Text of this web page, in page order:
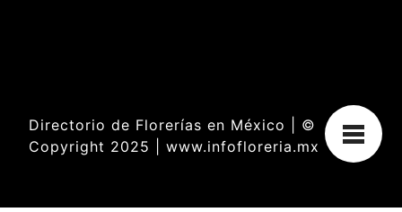
Directorio de Florerías en México | ©
Copyright 2025 | www.infofloreria.mx